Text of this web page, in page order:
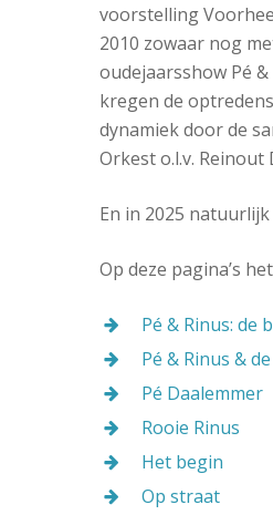
voorstelling
2010 zowaar nog
oudejaarsshow Pé
kregen de
dynamiek door de
Orkest o.l.v. Reinout
En in 2025
Op deze pagina’s
Pé & Rinus: de
Pé & Rinus &
Pé Daalemmer
Rooie Rinus
Het begin
Op straat